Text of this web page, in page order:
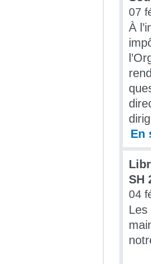
07
À
En
SH
04
Les